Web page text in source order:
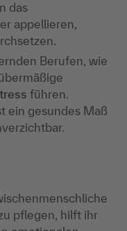
das
appellieren,
Berufen, wie
führen.
ein gesundes Maß
pflegen, hilft ihr